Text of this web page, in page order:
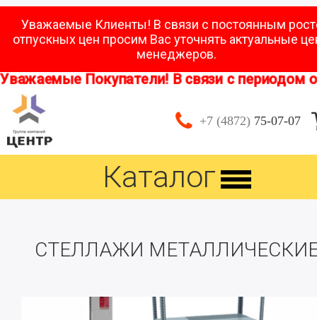
Уважаемые Клиенты! В связи с постоянным
отпускных цен просим Вас уточнять актуальные
менеджеров.
Покупатели! В связи с периодом
+7 (4872) 75-07-07
Каталог
СТЕЛЛАЖИ